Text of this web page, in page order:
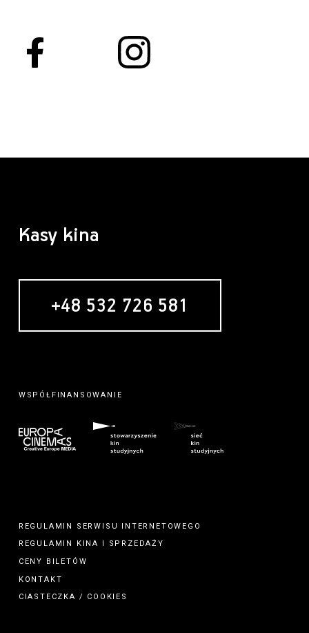
Kasy kina
+48 532 726 581
WSPÓŁFINANSOWANIE
REGULAMIN SERWISU INTERNETOWEGO
REGULAMIN
KINA
SPRZEDAŻY
CENY BILETÓW
KONTAKT
CIASTECZKA / COOKIES